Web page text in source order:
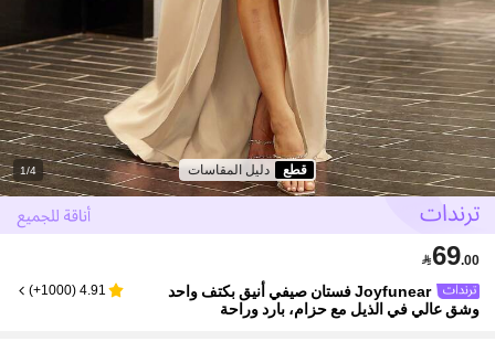
قطع دليل المقاسات 1/4
69.00
Joyfunear فستان صيفي أنيق بكتف واحد
وشق عالي في الذيل مع حزام، بارد وراحة
4.91
(
1000+
)